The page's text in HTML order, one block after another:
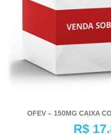
OFEV – 150MG CAIXA
R$